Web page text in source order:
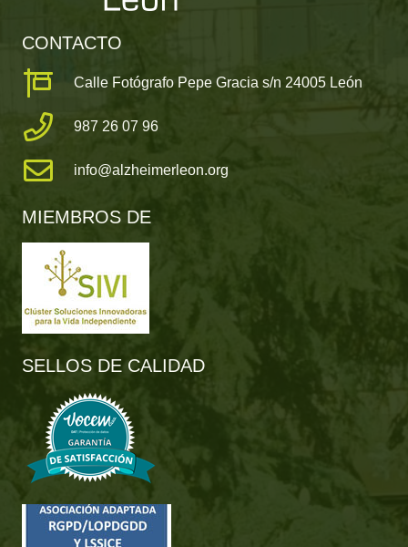
CONTACTO
Calle Fotógrafo Pepe Gracia s/n 24005 León
987 26 07 96
info@alzheimerleon.org
MIEMBROS DE
SELLOS DE CALIDAD